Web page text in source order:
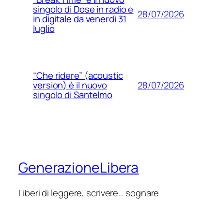
singolo di Dose in radio e
in digitale da venerdì 31
luglio
28/07/2026
“Che ridere” (acoustic
version) è il nuovo
singolo di Santelmo
28/07/2026
GenerazioneLibera
Liberi di leggere, scrivere… sognare